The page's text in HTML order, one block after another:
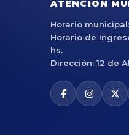
ATENCIÓN
Horario
Horario de
hs.
Dirección: 12 de